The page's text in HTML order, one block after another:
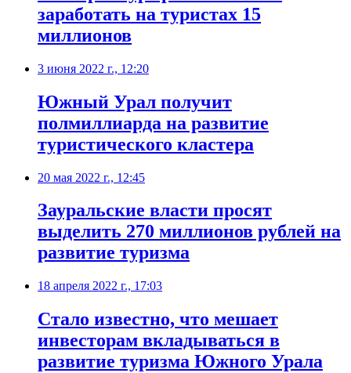
заработать на туристах 15
миллионов
3 июня 2022 г., 12:20
Южный Урал получит
полмиллиарда на развитие
туристического кластера
20 мая 2022 г., 12:45
Зауральские власти просят
выделить 270 миллионов рублей на
развитие туризма
18 апреля 2022 г., 17:03
Стало известно, что мешает
инвесторам вкладываться в
развитие туризма Южного Урала